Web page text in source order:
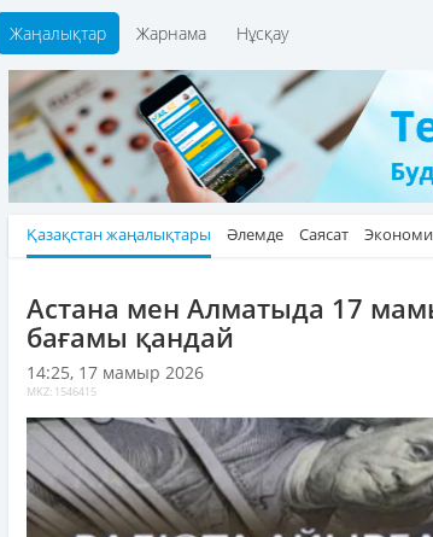
Жаңалықтар Жарнама Нұсқау
Қазақстан жаңалықтары Әлемде Саясат
Астана мен Алматыда 17
бағамы қандай
14:25, 17 мамыр 2026
MKZ: 1546415